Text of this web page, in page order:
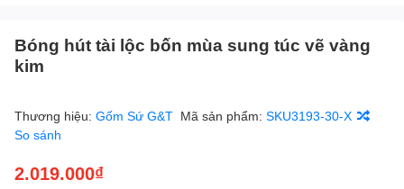
Bóng hút tài lộc bốn mùa sung túc vẽ vàng
kim
Thương hiệu: Gốm Sứ G&T Mã sản phẩm: SKU3193-30-X
So sánh
2.019.000₫